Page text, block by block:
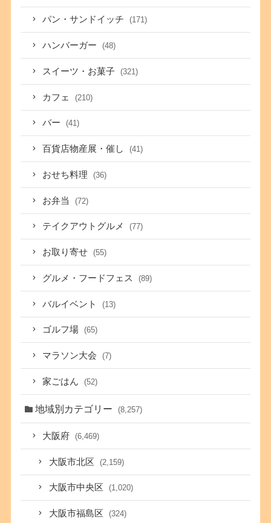
パン・サンドイッチ (171)
ハンバーガー (48)
スイーツ・お菓子 (321)
カフェ (210)
バー (41)
百貨店物産展・催し (41)
おせち料理 (36)
お弁当 (72)
テイクアウトグルメ (77)
お取り寄せ (55)
グルメ・フードフェス (89)
バルイベント (13)
ゴルフ場 (65)
マラソン大会 (7)
家ごはん (52)
地域別カテゴリー (8,257)
大阪府 (6,469)
大阪市北区 (2,159)
大阪市中央区 (1,020)
大阪市福島区 (324)